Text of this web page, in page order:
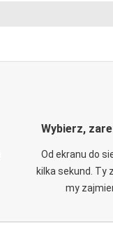
Wybierz,
Od ekranu do
kilka sekund. Ty
my